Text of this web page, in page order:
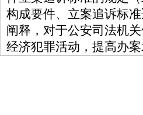
构成要件、立案追诉标
阐释，对于公安司法机
经济犯罪活动，提高办